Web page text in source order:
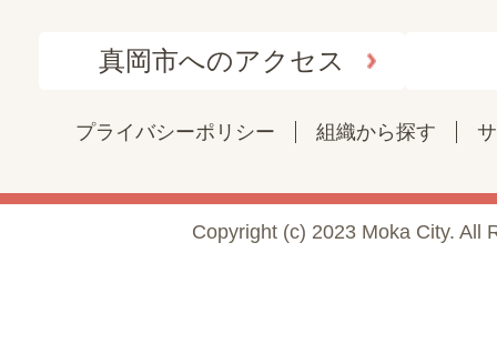
真岡市へのアクセス
プライバシーポリシー 組織から探す
Copyright (c) 2023 Moka City. All